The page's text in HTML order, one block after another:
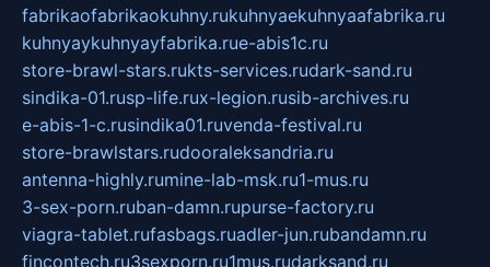
fabrikaofabrikaokuhny.rukuhnyaekuhnyaafabrika.ru
kuhnyaykuhnyayfabrika.rue-abis1c.ru
store-brawl-stars.rukts-services.rudark-sand.ru
sindika-01.rusp-life.rux-legion.rusib-archives.ru
e-abis-1-c.rusindika01.ruvenda-festival.ru
store-brawlstars.rudooraleksandria.ru
antenna-highly.rumine-lab-msk.ru1-mus.ru
3-sex-porn.ruban-damn.rupurse-factory.ru
viagra-tablet.rufasbags.ruadler-jun.rubandamn.ru
fincontech.ru3sexporn.ru1mus.rudarksand.ru